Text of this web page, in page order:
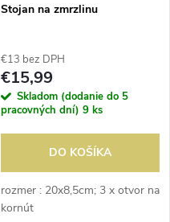
Stojan na zmrzlinu
€13 bez DPH
€15,99
Skladom (dodanie do 5
pracovných dní) 9 ks
DO KOŠÍKA
rozmer : 20x8,5cm; 3 x otvor na
kornút